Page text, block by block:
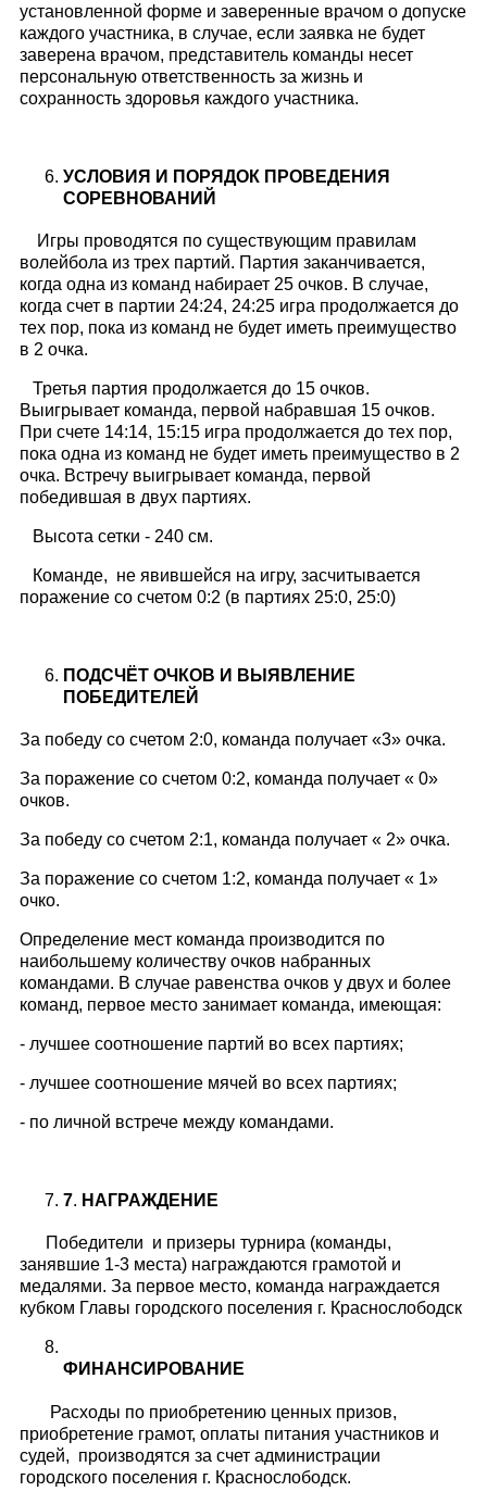
установленной форме и заверенные врачом о допуске
каждого участника, в случае, если заявка не будет
заверена врачом, представитель команды несет
персональную ответственность за жизнь и
сохранность здоровья каждого участника.
УСЛОВИЯ И ПОРЯДОК ПРОВЕДЕНИЯ
СОРЕВНОВАНИЙ
Игры проводятся по существующим правилам
волейбола из трех партий. Партия заканчивается,
когда одна из команд набирает 25 очков. В случае,
когда счет в партии 24:24, 24:25 игра продолжается до
тех пор, пока из команд не будет иметь преимущество
в 2 очка.
Третья партия продолжается до 15 очков.
Выигрывает команда, первой набравшая 15 очков.
При счете 14:14, 15:15 игра продолжается до тех пор,
пока одна из команд не будет иметь преимущество в 2
очка. Встречу выигрывает команда, первой
победившая в двух партиях.
Высота сетки - 240 см.
Команде, не явившейся на игру, засчитывается
поражение со счетом 0:2 (в партиях 25:0, 25:0)
ПОДСЧЁТ ОЧКОВ И ВЫЯВЛЕНИЕ
ПОБЕДИТЕЛЕЙ
За победу со счетом 2:0, команда получает «3» очка.
За поражение со счетом 0:2, команда получает « 0»
очков.
За победу со счетом 2:1, команда получает « 2» очка.
За поражение со счетом 1:2, команда получает « 1»
очко.
Определение мест команда производится по
наибольшему количеству очков набранных
командами. В случае равенства очков у двух и более
команд, первое место занимает команда, имеющая:
- лучшее соотношение партий во всех партиях;
- лучшее соотношение мячей во всех партиях;
- по личной встрече между командами.
7. НАГРАЖДЕНИЕ
Победители и призеры турнира (команды,
занявшие 1-3 места) награждаются грамотой и
медалями. За первое место, команда награждается
кубком Главы городского поселения г. Краснослободск
ФИНАНСИРОВАНИЕ
Расходы по приобретению ценных призов,
приобретение грамот, оплаты питания участников и
судей, производятся за счет администрации
городского поселения г. Краснослободск.